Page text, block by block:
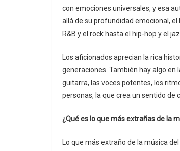
con emociones universales, y esa
allá de su profundidad emocional,
R&B y el rock hasta el hip-hop y el
Los aficionados aprecian la rica
generaciones. También hay algo
guitarra, las voces potentes, los
personas, la que crea un sentido de
¿Qué es lo que más extrañas de la
Lo que más extraño de la música